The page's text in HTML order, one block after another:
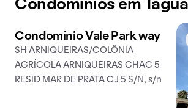
Condomínios em
9 imóveis disponíveis
Condomínio Vale Park way
SH ARNIQUEIRAS/COLÔNIA
AGRÍCOLA ARNIQUEIRAS CHAC 5
RESID MAR DE PRATA CJ 5 S/N, s/n